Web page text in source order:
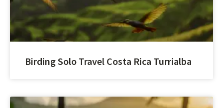
Birding Solo Travel Costa Rica Turrialba